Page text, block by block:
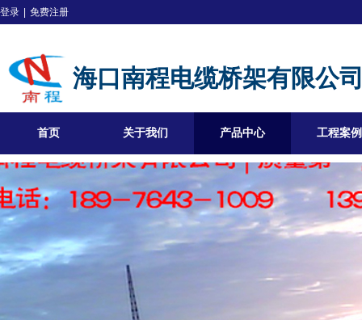
海口南程电缆桥架有限公
登录 免费注册
首页 关于我们 产品中心 工程案例